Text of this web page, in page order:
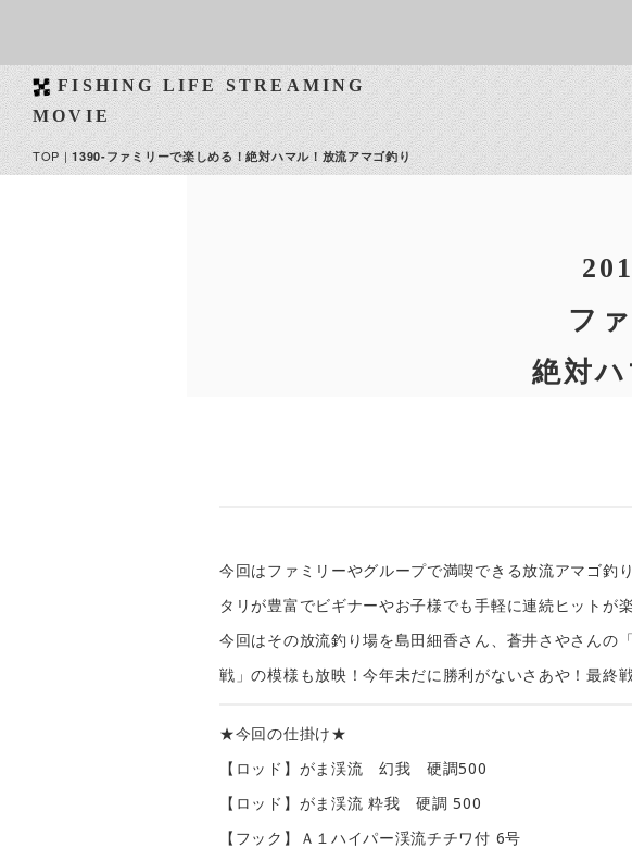
FISHING LIFE STREAMING
MOVIE
TOP|1390-ファミリーで楽しめる！絶対ハマル！放流アマゴ釣り
フ
絶対
今回はファミリーやグループで満喫できる放流アマゴ釣
タリが豊富でビギナーやお子様でも手軽に連続ヒットが
今回はその放流釣り場を島田細香さん、蒼井さやさんの
戦」の模様も放映！今年未だに勝利がないさあや！最終
★今回の仕掛け★
【ロッド】がま渓流 幻我 硬調500
【ロッド】がま渓流 粋我 硬調 500
【フック】Ａ１ハイパー渓流チチワ付 6号